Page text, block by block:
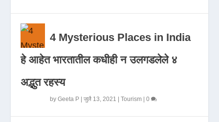
4 Mysterious Places in India
हे आहेत भारतातील कधीही न उलगडलेले ४
अद्भुत रहस्य
byGeeta P |जुलै 13, 2021 |Tourism |0